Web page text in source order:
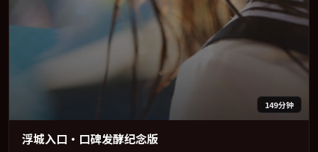
149分钟
浮城入口·口碑发酵纪念版